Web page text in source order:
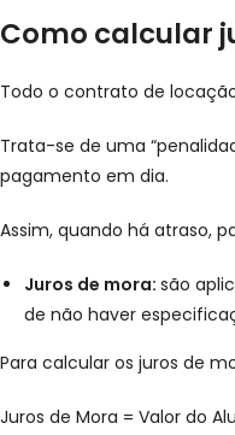
Como calcular
Todo o contrato de
Trata-se de uma
pagamento em dia.
Assim, quando há atraso,
Juros de mora: são
de não haver
Para calcular os juros de
Juros de Mora = Valor do